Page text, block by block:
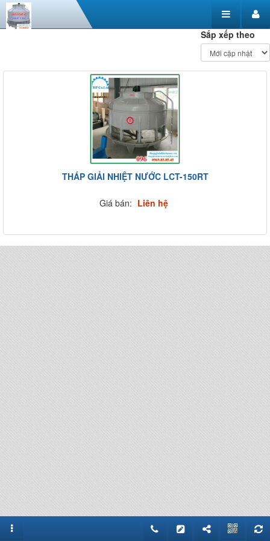
Sắp xếp theo
THÁP GIẢI NHIỆT NƯỚC LCT-150RT
Giá bán: Liên hệ